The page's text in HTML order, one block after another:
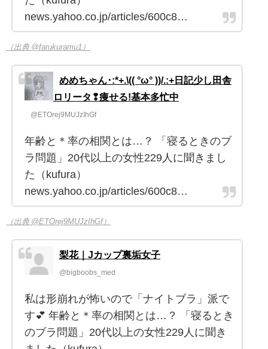
news.yahoo.co.jp/articles/600c8…
（出典 @farukuramu1）
めめちゃん･:*+.\(( °ω° ))/.:+日記少し田舎
ロリータ❢痩せる!基本多忙中
@ETOrej9MUJzIhGf
年齢と＊率の相関とは…？ 「寝るときのブ
ラ問題」20代以上の女性229人に聞きまし
た（kufura）
news.yahoo.co.jp/articles/600c8…
（出典 @ETOrej9MUJzIhGf）
梨花｜Jカップ裏垢女子
@bigboobs_med
私は形崩れが怖いので「ナイトブラ」派で
す💕 年齢と＊率の相関とは…？ 「寝るとき
のブラ問題」20代以上の女性229人に聞き